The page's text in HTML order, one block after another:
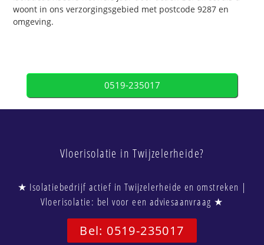
woont in ons verzorgingsgebied met postcode 9287 en
omgeving.
0519-235017
Vloerisolatie in Twijzelerheide?
★ Isolatiebedrijf actief in Twijzelerheide en omstreken |
Vloerisolatie: bel voor een adviesaanvraag ★
Bel: 0519-235017